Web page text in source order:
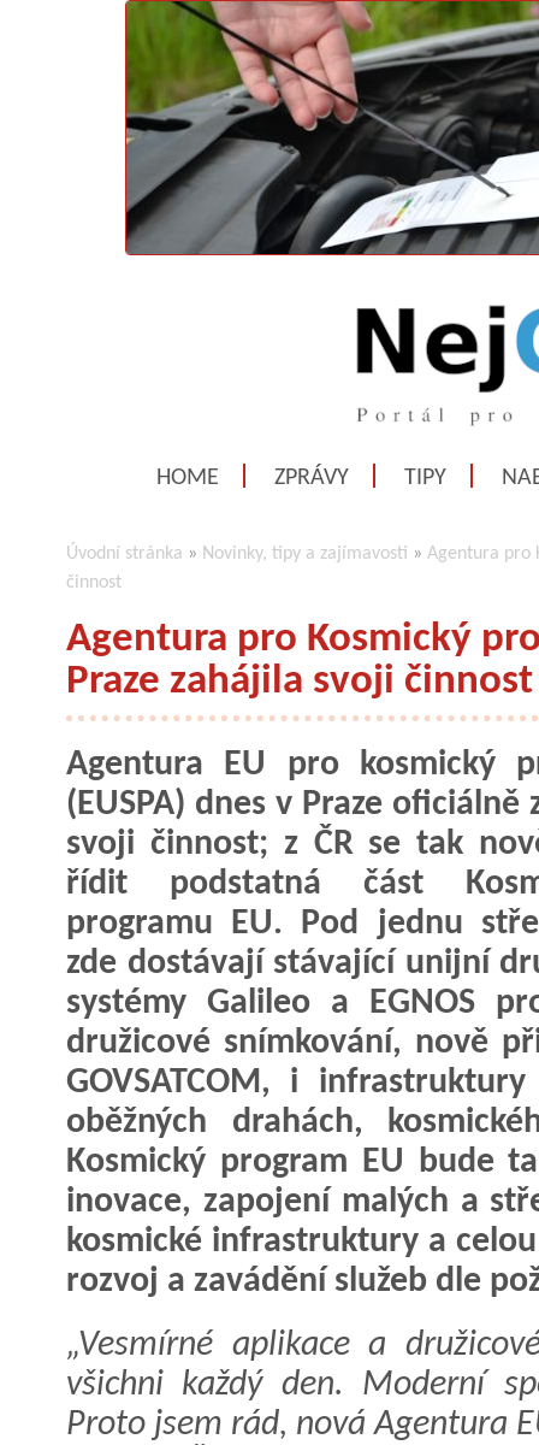
HOME ZPRÁVY TIPY
Úvodní stránka » Novinky, tipy a zajímavosti » Agentura pro
činnost
Agentura pro Kosmický
Praze zahájila svoji činnost
Agentura EU pro kosmický
(EUSPA) dnes v Praze oficiálně
svoji činnost; z ČR se tak
řídit podstatná část
programu EU. Pod jednu
zde dostávají stávající unijní
systémy Galileo a EGNOS
družicové snímkování, nově
GOVSATCOM, i
oběžných drahách,
Kosmický program EU bude
inovace, zapojení malých a
kosmické infrastruktury a
rozvoj a zavádění služeb dle
„Vesmírné aplikace a
všichni každý den. Moderní
Proto jsem rád, nová Agentura